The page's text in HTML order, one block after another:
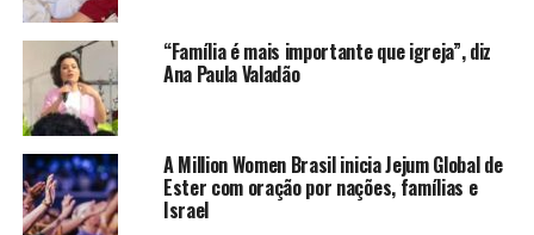
“Família é mais importante que igreja”, diz
Ana Paula Valadão
A Million Women Brasil inicia Jejum Global de
Ester com oração por nações, famílias e
Israel